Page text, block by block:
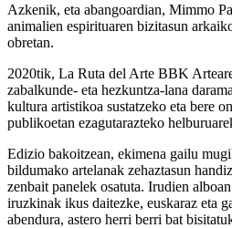
Azkenik, eta abangoardian, Mimmo
animalien espirituaren bizitasun
obretan.
2020tik, La Ruta del Arte BBK
zabalkunde- eta hezkuntza-lana
kultura artistikoa sustatzeko eta bere
publikoetan ezagutarazteko
Edizio bakoitzean, ekimena gailu
bildumako artelanak zehaztasun
zenbait panelek osatuta. Irudien
iruzkinak ikus daitezke, euskaraz eta
abendura, astero herri berri bat